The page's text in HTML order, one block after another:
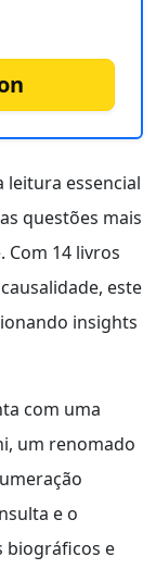
leitura essencial
questões mais
Com 14 livros
este
insights
com uma
um renomado
e o
biográficos e